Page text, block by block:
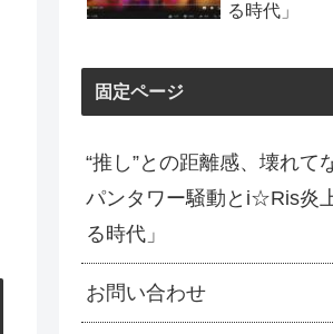
る時代」
固定ページ
“推し”との距離感、壊れて
パンタワー騒動とi☆Ris炎
る時代」
お問い合わせ